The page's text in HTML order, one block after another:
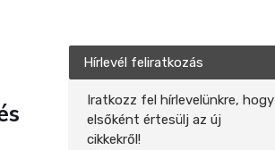
Hírlevél feliratkozás
Iratkozz fel hírlevelünkre, hogy
elsőként értesülj az új
cikkekről!